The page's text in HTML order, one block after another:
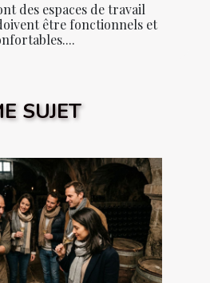
des espaces de travail
être fonctionnels et
SUJET